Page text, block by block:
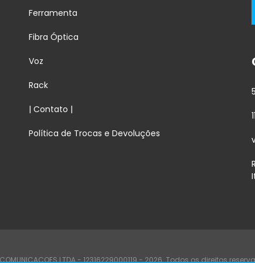
Ferramenta
Fibra Óptica
Voz
Rack
| Contato |
Política de Trocas e Devoluções
LTDA - 12316229000119 - 2026. Todos os direitos